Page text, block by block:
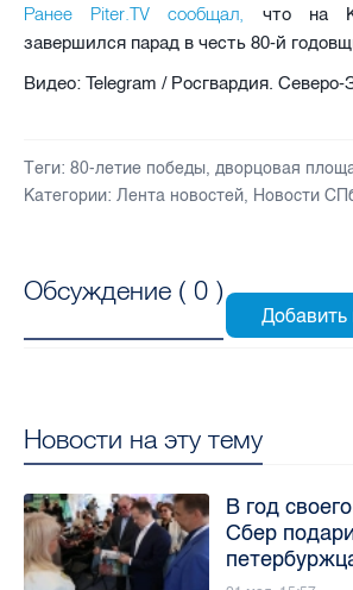
Ранее Piter.TV сообщал,
что на
завершился парад в честь 80-й
Видео: Telegram / Росгвардия. Северо-
Теги: 80-летие победы, дворцовая
Категории: Лента новостей, Новости
Обсуждение ( 0 )
Новости на эту тему
В год
Сбер